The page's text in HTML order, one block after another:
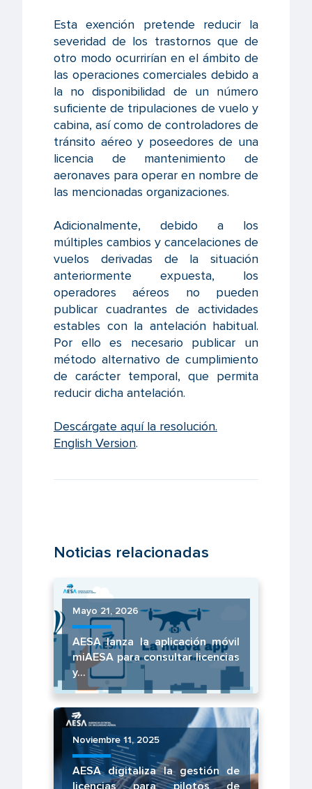
Esta exención pretende reducir la
severidad de los trastornos que de
otro modo ocurrirían en el ámbito de
las operaciones comerciales debido a
la no disponibilidad de un número
suficiente de tripulaciones de vuelo y
cabina, así como de controladores de
tránsito aéreo y poseedores de una
licencia de mantenimiento de
aeronaves para operar en nombre de
las mencionadas organizaciones.
Adicionalmente, debido a los
múltiples cambios y cancelaciones de
vuelos derivadas de la situación
anteriormente expuesta, los
operadores aéreos no pueden
publicar cuadrantes de actividades
estables con la antelación habitual.
Por ello es necesario publicar un
método alternativo de cumplimiento
de carácter temporal, que permita
reducir dicha antelación.
Descárgate aquí la resolución.
English Version.
Noticias relacionadas
Mayo 21, 2026
AESA lanza la aplicación móvil
miAESA para consultar licencias
y...
Noviembre 11, 2025
AESA digitaliza la gestión de